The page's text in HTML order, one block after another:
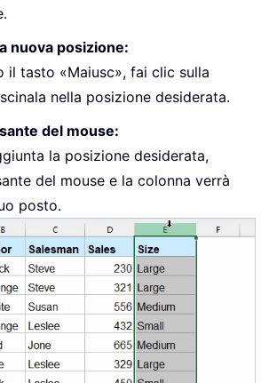
nuova posizione:
il tasto «Maiusc», fai clic sulla
nella posizione desiderata.
del mouse:
la posizione desiderata,
del mouse e la colonna verrà
posto.